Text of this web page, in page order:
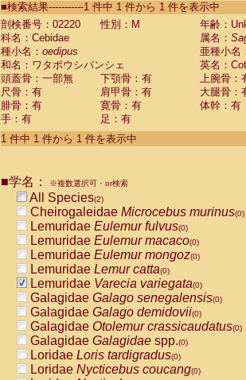
CebidaeSaguinus labiatus(0)
Cebidae Saguinus leucopus (0)
Cebidae
Cebidae
CebidaeSaguinus nigricollis (1)
Cebidae Saguinus oedipus
Cebidae Saguinus weddelli
Cebidae Saguinusspp.
Cebidae Aotus trivirgatus
Cebidae Cebus albifrons
CebidaeCebus nigrivittatus
CebidaeCebus
CebidaeSaimiri boliviensis(0)
CebidaeSaimiri sciureus(0)
AtelidaeAlouatta caraya(0)
AtelidaeAlouatta fusca(0)
AtelidaeAlouatta seniculus
AtelidaeAlouattaspp.(0)
AtelidaeAteles belzebuth(0)
AtelidaeAteles geoffroyi(0)
AtelidaeAteles paniscus(0)
AtelidaeAtelesspp.(0)
Atelidae Lagothrix lagothricha
AtelidaeLagothrix lagothricha cana
■検索結果-----------1 件中 1 件から 1 件を表示中
剖検番号：02220
性別：M
年齢：
科名：Cebidae
属名：
種小名： oedipus
亜種小名
和名：ワタボウシパンシェ
英名：
頭蓋骨：一部無
下顎骨：有
上腕骨：
尺骨：有
肩甲骨：有
大腿骨：
腓骨：有
寛骨：有
体幹：有
手：有
足：有
1 件中 1 件から 1 件を表示中
■学名： ※複数選択可・or検索
All Species(2)
Cheirogaleidae Microcebus murinus(0)
Lemuridae Eulemur fulvus(0)
Lemuridae Eulemur macaco(0)
Lemuridae Eulemur mongoz(0)
Lemuridae Lemur catta(0)
Lemuridae Varecia variegata(0)
Galagidae Galago senegalensis(0)
Galagidae Galago demidovii(0)
Galagidae Otolemur crassicaudatus(0)
Galagidae Galagidae spp.(0)
Loridae Loris tardigradus(0)
Loridae Nycticebus coucang(0)